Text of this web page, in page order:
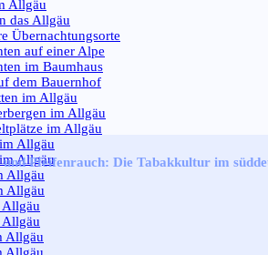
Allgäu
das Allgäu
Übernachtungsorte
auf einer Alpe
im Baumhaus
dem Bauernhof
im Allgäu
im Allgäu
im Allgäu
Allgäu
Allgäu
Allgäu
Allgäu
Allgäu
Allgäu
Allgäu
Pfeifenrauch: Die Tabakkultur im